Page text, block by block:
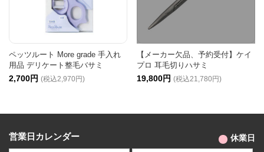
ペッツルート More grade 手入れ
用品 デリケート整毛バサミ
2,700円 (税込2,970円)
【メーカー欠品、予約受付】ケイ
プロ 耳毛切りハサミ
19,800円 (税込21,780円)
営業日カレンダー 休業日